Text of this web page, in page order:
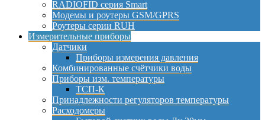
RADIOFID серия Smart
Модемы и роутеры GSM/GPRS
Роутеры серии RUH
Измерительные приборы
Датчики
Приборы измерения давления
Комбинированные счётчики воды
Приборы изм. температуры
ТСП-К
Принадлежности регуляторов температуры
Расходомеры